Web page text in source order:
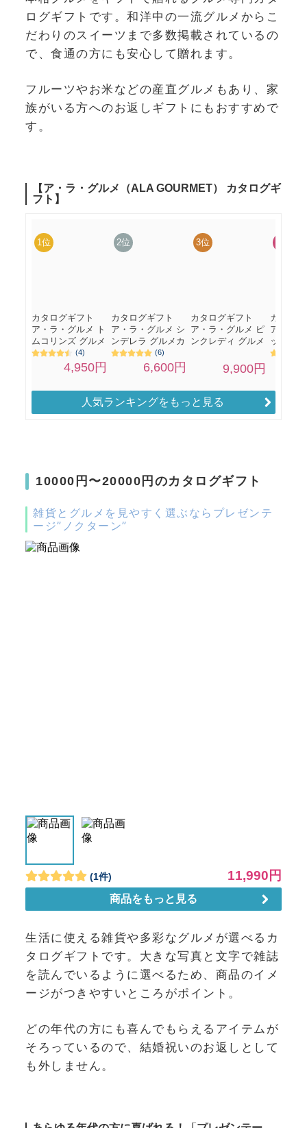
ログギフトです。和洋中の一流グルメからこ
だわりのスイーツまで多数掲載されているの
で、食通の方にも安心して贈れます。
フルーツやお米などの産直グルメもあり、家
族がいる方へのお返しギフトにもおすすめで
す。
人気ランキングをもっと見る
10000円〜20000円のカタログギフト
雑貨とグルメを見やすく選ぶならプレゼンテ
ージ”ノクターン”
生活に使える雑貨や多彩なグルメが選べるカ
タログギフトです。大きな写真と文字で雑誌
を読んでいるように選べるため、商品のイメ
ージがつきやすいところがポイント。
どの年代の方にも喜んでもらえるアイテムが
そろっているので、結婚祝いのお返しとして
も外しません。